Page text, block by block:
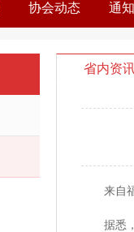
协会动态 通
省内资
来自福
据悉，